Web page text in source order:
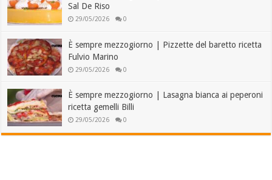
Sal De Riso
29/05/2026 0
È sempre mezzogiorno | Pizzette del baretto ricetta
Fulvio Marino
29/05/2026 0
È sempre mezzogiorno | Lasagna bianca ai peperoni
ricetta gemelli Billi
29/05/2026 0